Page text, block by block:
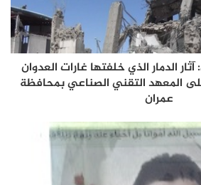
الدمار الذي خلفتها غارات العدوان
المعهد التقني الصناعي بمحافظة
عمران